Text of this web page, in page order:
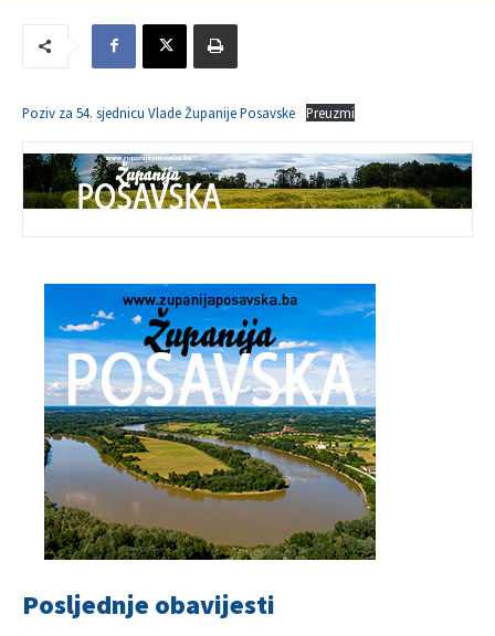
Poziv za 54. sjednicu Vlade Županije Posavske Preuzmi
Posljednje obavijesti